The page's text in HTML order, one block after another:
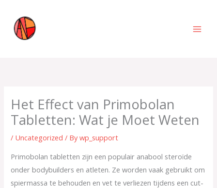
content
Het Effect van Primobolan
Tabletten: Wat je Moet Weten
/ Uncategorized / Bywp_support
Primobolan tabletten zijn een populair anabool steroïde
onder bodybuilders en atleten. Ze worden vaak gebruikt om
spiermassa te behouden en vet te verliezen tijdens een cut-